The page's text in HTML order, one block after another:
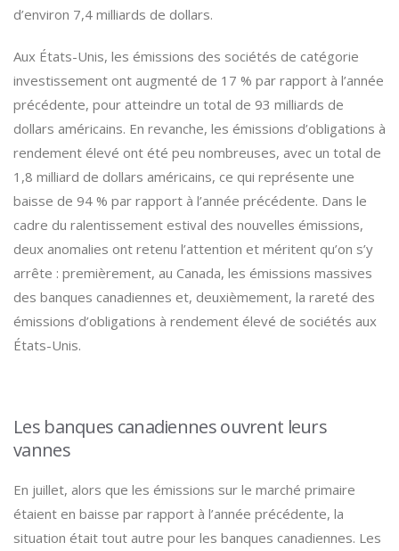
d’environ 7,4 milliards de dollars.
Aux États-Unis, les émissions des sociétés de catégorie
investissement ont augmenté de 17 % par rapport à l’année
précédente, pour atteindre un total de 93 milliards de
dollars américains. En revanche, les émissions d’obligations à
rendement élevé ont été peu nombreuses, avec un total de
1,8 milliard de dollars américains, ce qui représente une
baisse de 94 % par rapport à l’année précédente. Dans le
cadre du ralentissement estival des nouvelles émissions,
deux anomalies ont retenu l’attention et méritent qu’on s’y
arrête : premièrement, au Canada, les émissions massives
des banques canadiennes et, deuxièmement, la rareté des
émissions d’obligations à rendement élevé de sociétés aux
États-Unis.
Les banques canadiennes ouvrent leurs
vannes
En juillet, alors que les émissions sur le marché primaire
étaient en baisse par rapport à l’année précédente, la
situation était tout autre pour les banques canadiennes. Les